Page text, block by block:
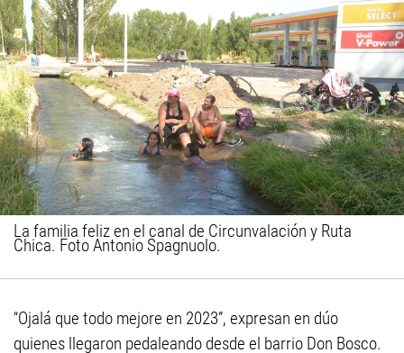
La familia feliz en el canal de Circunvalación y Ruta
Chica. Foto Antonio Spagnuolo.
“Ojalá que todo mejore en 2023”, expresan en dúo
quienes llegaron pedaleando desde el barrio Don Bosco.